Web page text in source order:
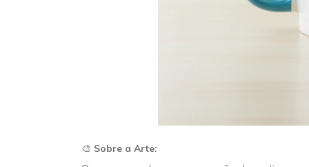
🎨 Sobre a Arte: